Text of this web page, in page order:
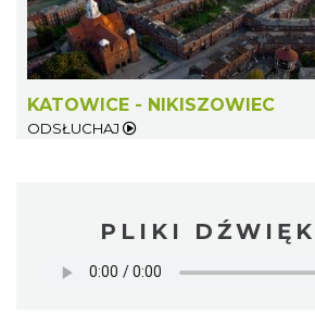
KATOWICE - NIKISZOWIEC
ODSŁUCHAJ
PLIKI